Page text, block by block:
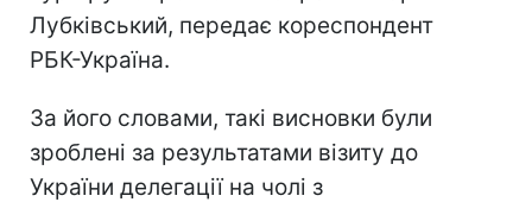
Лубківський, передає кореспондент
РБК-Україна.
За його словами, такі висновки були
зроблені за результатами візиту до
України делегації на чолі з